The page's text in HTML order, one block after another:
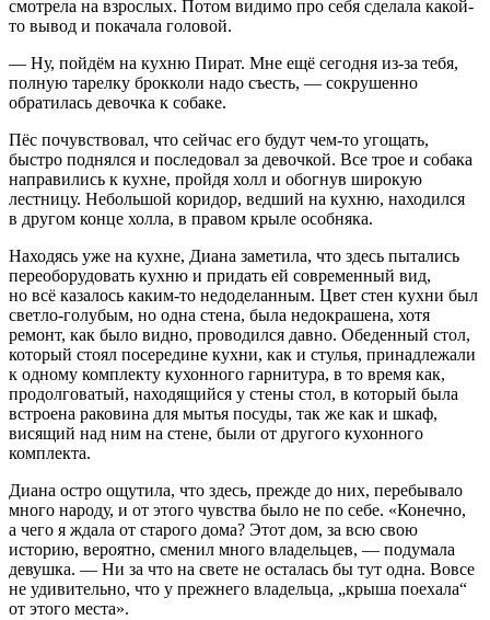
смотрела на взрослых. Потом видимо про себя сделала какой-
то вывод и покачала головой.
— Ну, пойдём на кухню Пират. Мне ещё сегодня из-за тебя,
полную тарелку брокколи надо съесть, — сокрушенно
обратилась девочка к собаке.
Пёс почувствовал, что сейчас его будут чем-то угощать,
быстро поднялся и последовал за девочкой. Все трое и собака
направились к кухне, пройдя холл и обогнув широкую
лестницу. Небольшой коридор, ведший на кухню, находился
в другом конце холла, в правом крыле особняка.
Находясь уже на кухне, Диана заметила, что здесь пытались
переоборудовать кухню и придать ей современный вид,
но всё казалось каким-то недоделанным. Цвет стен кухни был
светло-голубым, но одна стена, была недокрашена, хотя
ремонт, как было видно, проводился давно. Обеденный стол,
который стоял посередине кухни, как и стулья, принадлежали
к одному комплекту кухонного гарнитура, в то время как,
продолговатый, находящийся у стены стол, в который была
встроена раковина для мытья посуды, так же как и шкаф,
висящий над ним на стене, были от другого кухонного
комплекта.
Диана остро ощутила, что здесь, прежде до них, перебывало
много народу, и от этого чувства было не по себе. «Конечно,
а чего я ждала от старого дома? Этот дом, за всю свою
историю, вероятно, сменил много владельцев, — подумала
девушка. — Ни за что на свете не осталась бы тут одна. Вовсе
не удивительно, что у прежнего владельца, „крыша поехала“
от этого места».